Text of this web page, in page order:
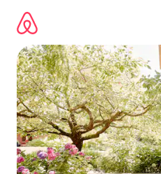
direct
naar
inhoud